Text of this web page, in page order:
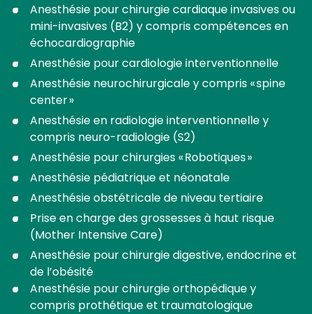
Anesthésie pour chirurgie cardiaque invasives ou
mini-invasives (B2) y compris compétences en
échocardiographie
Anesthésie pour cardiologie interventionnelle
Anesthésie neurochirurgicale y compris « spine
center »
Anesthésie en radiologie interventionnelle y
compris neuro-radiologie (S2)
Anesthésie pour chirurgies « Robotiques »
Anesthésie pédiatrique et néonatale
Anesthésie obstétricale de niveau tertiaire
Prise en charge des grossesses à haut risque
(Mother Intensive Care)
Anesthésie pour chirurgie digestive, endocrine et
de l’obésité
Anesthésie pour chirurgie orthopédique y
compris prothétique et traumatologique